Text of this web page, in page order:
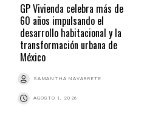
GP Vivienda celebra más de
60 años impulsando el
desarrollo habitacional y la
transformación urbana de
México
SAMANTHA NAVARRETE
AGOSTO 1, 2026